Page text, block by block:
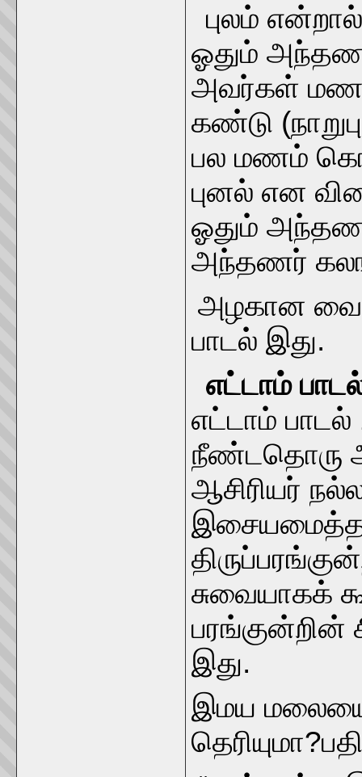
புலம்
ஓதும்
அவர்கள்
கண்டு
பல மணம்
புனல் என
ஓதும் அந்தணர்
அந்தணர்
அழகான
பாடல் இது.
எட்டாம்
எட்டாம்
நீண்டதொரு
ஆசிரியர்
சுவையாகக்
பரங்குன்றின்
இது.
இமய மலையை